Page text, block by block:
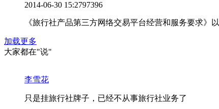
2014-06-30 15:2797396
《旅行社产品第三方网络交易平台经营和服务要求》
加载更多
大家都在"说"
李雪花
只是挂旅行社牌子，已经不从事旅行社业务了